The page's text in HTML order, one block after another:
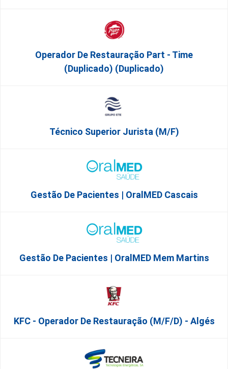
Operador De Restauração Part - Time
(Duplicado) (Duplicado)
Técnico Superior Jurista (m/f)
Gestão De Pacientes | OralMED Cascais
Gestão De Pacientes | OralMED Mem Martins
KFC - Operador De Restauração (m/f/d) - Algés